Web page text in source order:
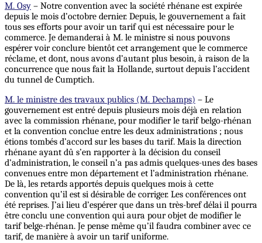
M. Osy – Notre convention avec la société rhénane est expirée
depuis le mois d’octobre dernier. Depuis, le gouvernement a fait
tous ses efforts pour avoir un tarif qui est nécessaire pour le
commerce. Je demanderai à M. le ministre si nous pouvons
espérer voir conclure bientôt cet arrangement que le commerce
réclame, et dont, nous avons d’autant plus besoin, à raison de la
concurrence que nous fait la Hollande, surtout depuis l’accident
du tunnel de Cumptich.
M. le ministre des travaux publics (M. Dechamps) – Le
gouvernement est entré depuis plusieurs mois déjà en relation
avec la commission rhénane, pour modifier le tarif belgo-rhénan
et la convention conclue entre les deux administrations ; nous
étions tombés d’accord sur les bases du tarif. Mais la direction
rhénane ayant dû s’en rapporter à la décision du conseil
d’administration, le conseil n’a pas admis quelques-unes des bases
convenues entre mon département et l’administration rhénane.
De là, les retards apportés depuis quelques mois à cette
convention qu’il est si désirable de corriger. Les conférences ont
été reprises. J’ai lieu d’espérer que dans un très-bref délai il pourra
être conclu une convention qui aura pour objet de modifier le
tarif belge-rhénan. Je pense même qu’il faudra combiner avec ce
tarif, de manière à avoir un tarif uniforme.